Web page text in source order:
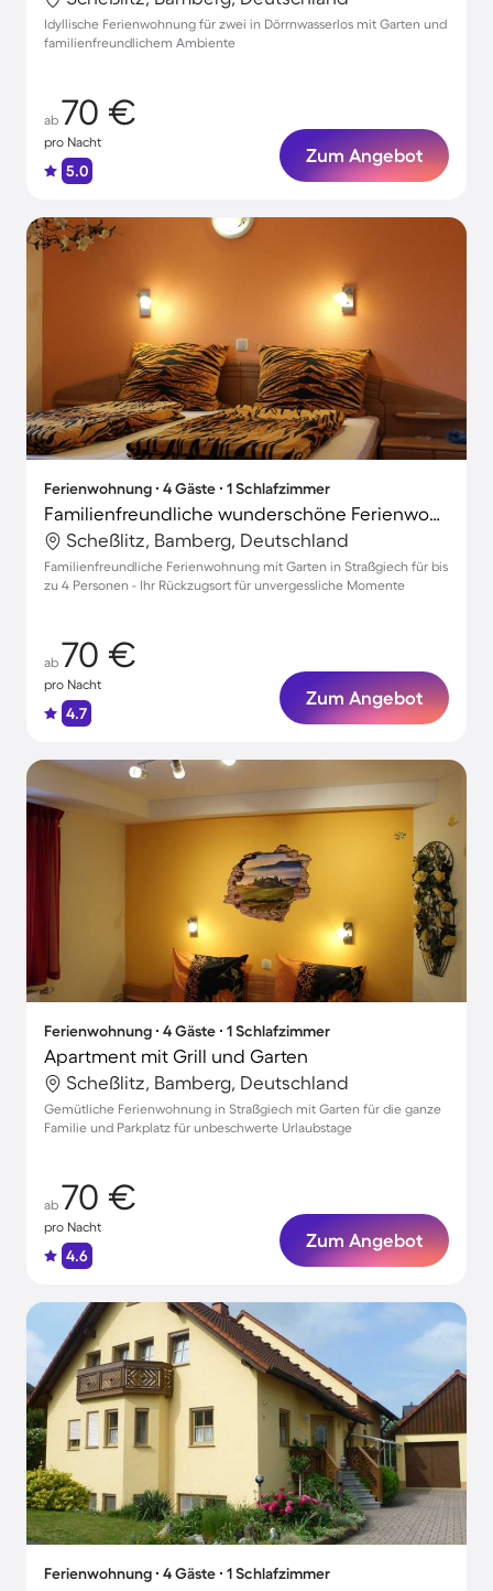
Idyllische Ferienwohnung für zwei in Dörrnwasserlos mit Garten und
familienfreundlichem Ambiente
ab 70 €
pro Nacht
5.0
Zum Angebot
Ferienwohnung ∙ 4 Gäste ∙ 1 Schlafzimmer
Familienfreundliche wunderschöne Ferienwohnung mit Grill und Garten
Scheßlitz, Bamberg, Deutschland
Familienfreundliche Ferienwohnung mit Garten in Straßgiech für bis
zu 4 Personen - Ihr Rückzugsort für unvergessliche Momente
ab 70 €
pro Nacht
4.7
Zum Angebot
Ferienwohnung ∙ 4 Gäste ∙ 1 Schlafzimmer
Apartment mit Grill und Garten
Scheßlitz, Bamberg, Deutschland
Gemütliche Ferienwohnung in Straßgiech mit Garten für die ganze
Familie und Parkplatz für unbeschwerte Urlaubstage
ab 70 €
pro Nacht
4.6
Zum Angebot
Ferienwohnung ∙ 4 Gäste ∙ 1 Schlafzimmer